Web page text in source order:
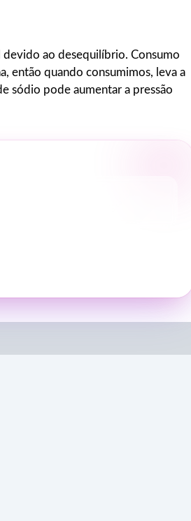
devido ao desequilíbrio. Consumo
então quando consumimos, leva a
sódio pode aumentar a pressão